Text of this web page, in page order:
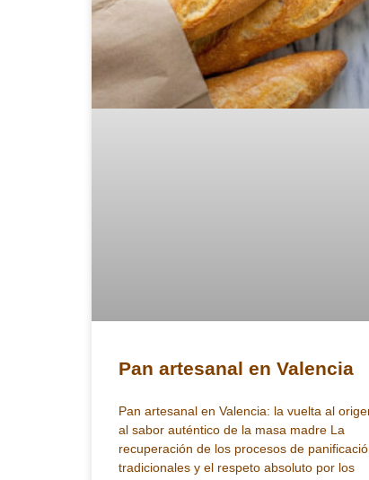
Pan artesanal en Valencia
Pan artesanal en Valencia: la vuelta al
al sabor auténtico de la masa madre La
recuperación de los procesos de
tradicionales y el respeto absoluto por los